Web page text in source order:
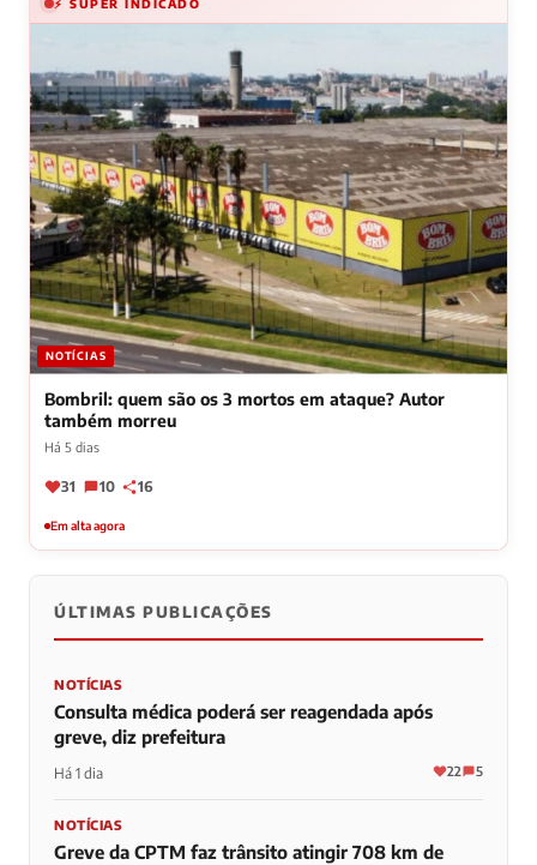
⚡ SUPER INDICADO
NOTÍCIAS
Bombril: quem são os 3 mortos em ataque? Autor
também morreu
Há 5 dias
31 10 16
Em alta agora
ÚLTIMAS PUBLICAÇÕES
NOTÍCIAS
Consulta médica poderá ser reagendada após
greve, diz prefeitura
Há 1 dia 22 5
NOTÍCIAS
Greve da CPTM faz trânsito atingir 708 km de